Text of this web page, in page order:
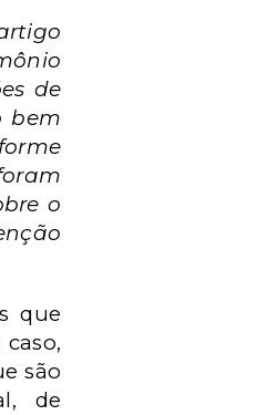
de
bem
o
que
são
de